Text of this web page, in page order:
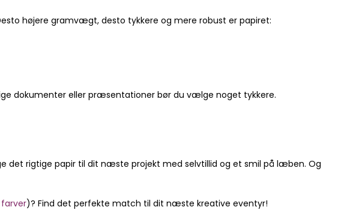
højere gramvægt, desto tykkere og mere robust er papiret:
dokumenter eller præsentationer bør du vælge noget tykkere.
det rigtige papir til dit næste projekt med selvtillid og et smil på læben. Og
)? Find det perfekte match til dit næste kreative eventyr!